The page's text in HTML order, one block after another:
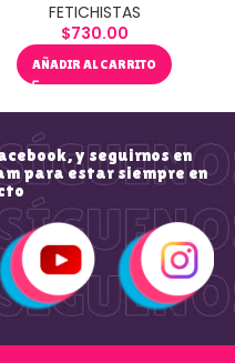
FETICHISTAS
$730.00
AÑADIR AL CARRITO
y seguirnos en
para estar siempre en